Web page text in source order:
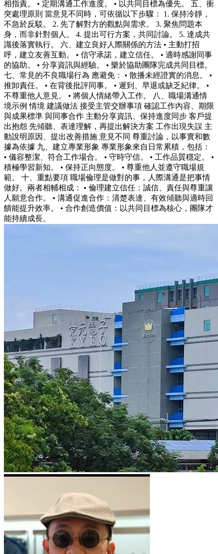
相指責。 • 定期溝通工作進度。 • 以共同目標為優先。 五、衝
突處理原則 當意見不同時，可依循以下步驟： 1. 保持冷靜，
不急於反駁。 2. 先了解對方的觀點與需求。 3. 聚焦問題本
身，而非針對個人。 4. 提出可行方案，共同討論。 5. 達成共
識後落實執行。 六、建立良好人際關係的方法 • 主動打招
呼，建立友善互動。 • 信守承諾，建立信任。 • 適時感謝同事
的協助。 • 分享資訊與經驗。 • 樂於協助團隊完成共同目標。
七、常見的不良職場行為 應避免： • 散播未經證實的消息。 •
推卸責任。 • 在背後批評同事。 • 遲到、早退或缺乏紀律。 •
不尊重他人意見。 • 將個人情緒帶入工作。 八、職場溝通情
境示例 情境 建議做法 接受主管交辦事項 確認工作內容、期限
與成果標準 與同事合作 主動分享資訊、保持進度同步 客戶提
出抱怨 先傾聽、表達理解，再提出解決方案 工作出現失誤 主
動說明原因、提出改善措施 意見不同 尊重討論，以事實和數
據為依據 九、建立專業形象 專業形象來自日常累積，包括：
• 儀容整潔、符合工作場合。 • 守時守信。 • 工作品質穩定。 •
積極學習新知。 • 保持正向態度。 • 尊重他人並遵守職場規
範。 十、重點要項 職場倫理是做對的事，人際溝通是把事情
做好。兩者相輔相成： • 倫理建立信任：誠信、責任與尊重讓
人願意合作。 • 溝通促進合作：清楚表達、有效傾聽與適時回
饋能提升效率。 • 合作創造價值：以共同目標為核心，團隊才
能持續成長。